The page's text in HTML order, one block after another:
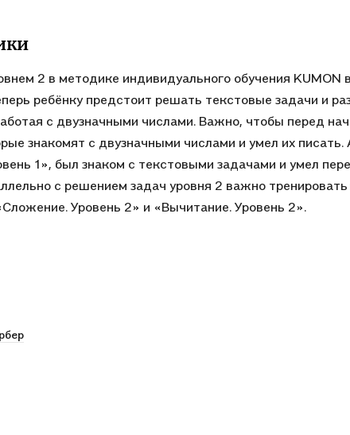
2 в методике индивидуального обучения KUMON
ребёнку предстоит решать текстовые задачи и
с двузначными числами. Важно, чтобы перед
знакомят с двузначными числами и умел их
1», был знаком с текстовыми задачами и умел
с решением задач уровня 2 важно
Уровень 2» и «Вычитание. Уровень 2».